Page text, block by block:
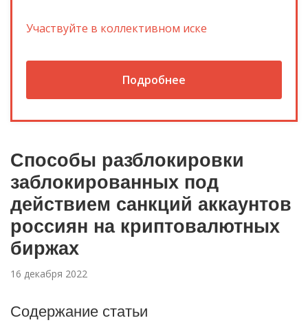
Участвуйте в коллективном иске
Подробнее
Способы разблокировки
заблокированных под
действием санкций аккаунтов
россиян на криптовалютных
биржах
16 декабря 2022
Содержание статьи